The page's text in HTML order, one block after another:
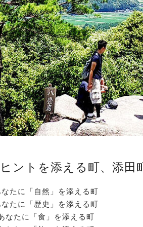
ントを添える町、添田
たに「自然」を添える町
たに「歴史」を添える町
なたに「食」を添える町